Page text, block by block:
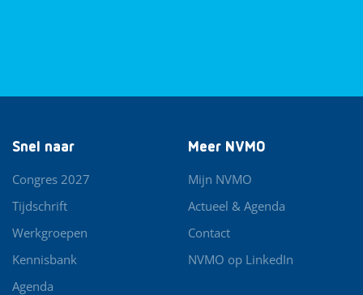
Snel naar
Congres 2027
Tijdschrift
Werkgroepen
Kennisbank
Agenda
Meer NVMO
Mijn NVMO
Actueel & Agenda
Contact
NVMO op LinkedIn